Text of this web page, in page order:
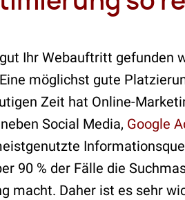
Ihr Webauftritt gefunden
möglichst gute
Zeit hat Online-
Social Media, Google
90 % der Fälle die
macht. Daher ist es sehr